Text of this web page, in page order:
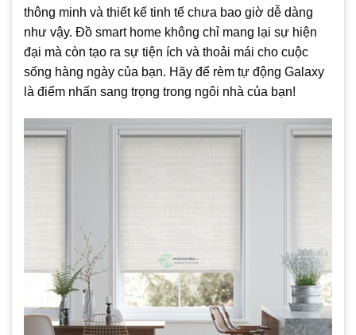
thông minh và thiết kế tinh tế chưa bao giờ dễ dàng
như vậy. Đồ smart home không chỉ mang lại sự hiện
đại mà còn tạo ra sự tiện ích và thoải mái cho cuộc
sống hàng ngày của bạn. Hãy để rèm tự động Galaxy
là điểm nhấn sang trọng trong ngôi nhà của bạn!